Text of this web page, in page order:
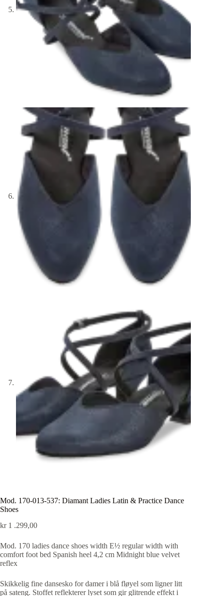
Mod. 170-013-537: Diamant Ladies Latin & Practice Dance
Shoes
kr1 .299,00
Mod. 170 ladies dance shoes width E½ regular width with
comfort foot bed Spanish heel 4,2 cm Midnight blue velvet
reflex
Skikkelig fine dansesko for damer i blå fløyel som ligner litt
på sateng. Stoffet reflekterer lyset som gir glitrende effekt i